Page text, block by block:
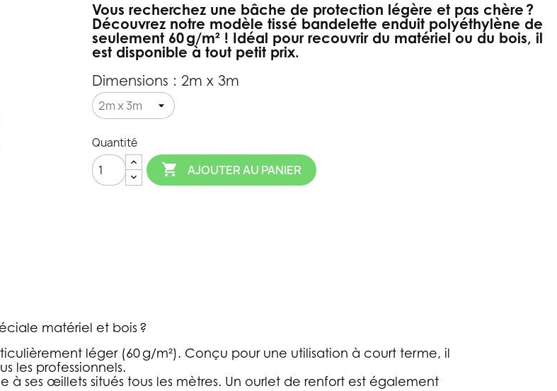
Vous recherchez une bâche de protection légère et pas chère ?
Découvrez notre modèle tissé bandelette enduit polyéthylène de
seulement 60 g/m² ! Idéal pour recouvrir du matériel ou du bois, il
est disponible à tout petit prix.
Dimensions : 2m x 3m
Quantité
 AJOUTER AU PANIER
matériel et bois ?
léger (60 g/m²). Conçu pour une utilisation à court terme, il
les professionnels.
ses œillets situés tous les mètres. Un ourlet de renfort est également